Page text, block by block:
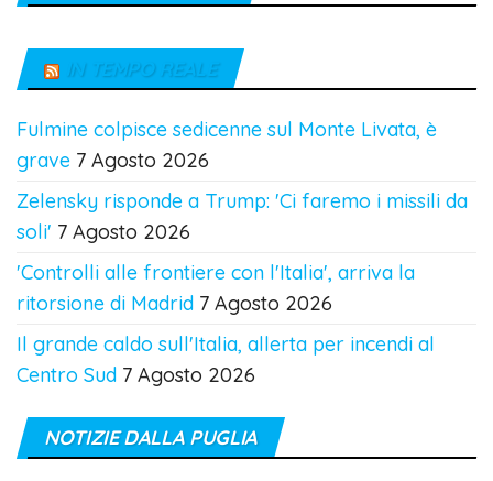
IN TEMPO REALE
Fulmine colpisce sedicenne sul Monte Livata, è
grave 7 Agosto 2026
Zelensky risponde a Trump: 'Ci faremo i missili da
soli' 7 Agosto 2026
'Controlli alle frontiere con l'Italia', arriva la
ritorsione di Madrid 7 Agosto 2026
Il grande caldo sull'Italia, allerta per incendi al
Centro Sud 7 Agosto 2026
NOTIZIE DALLA PUGLIA